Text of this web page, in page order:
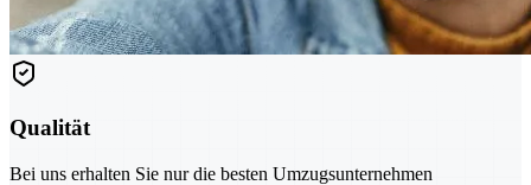
Qualität
Bei uns erhalten Sie nur die besten Umzugsunternehmen